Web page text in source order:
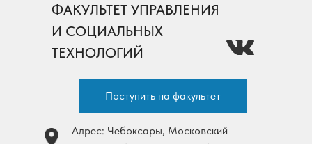
ФАКУЛЬТЕТ УПРАВЛЕНИЯ
И СОЦИАЛЬНЫХ
ТЕХНОЛОГИЙ
Поступить на факультет
Адрес: Чебоксары, Московский